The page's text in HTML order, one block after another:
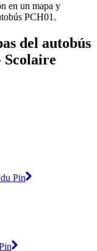
en un mapa y
PCH01.
del autobús
Scolaire
Pin